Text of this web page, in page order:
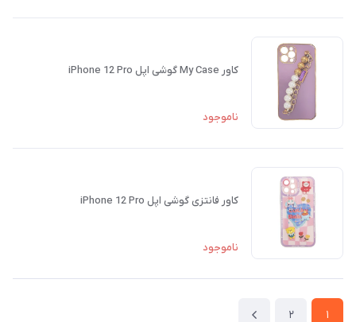
کاور My Case گوشی اپل iPhone 12 Pro
ناموجود
کاور فانتزی گوشی اپل iPhone 12 Pro
ناموجود
1
2